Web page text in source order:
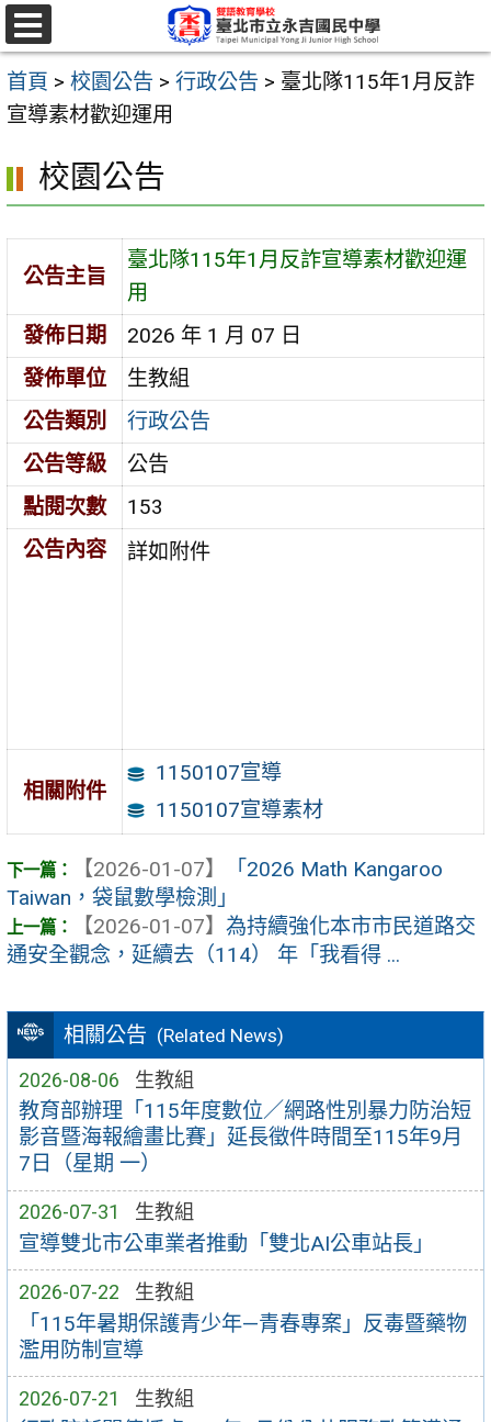
跳
至
主
要
區
選
單
首頁 > 校園公告 > 行政公告 > 臺北隊115年1月反詐
宣導素材歡迎運用
相關公告 (Related News)
2026-08-06 生教組
教育部辦理「115年度數位／網路性別暴力防治短
影音暨海報繪畫比賽」延長徵件時間至115年9月
7日（星期 一）
2026-07-31 生教組
宣導雙北市公車業者推動「雙北AI公車站長」
2026-07-22 生教組
「115年暑期保護青少年—青春專案」反毒暨藥物
濫用防制宣導
2026-07-21 生教組
校園公告
公告主旨
臺北隊115年1月反詐宣導素材歡迎運
用
發佈日期
2026 年 1 月 07 日
發佈單位
生教組
公告類別
行政公告
公告等級
公告
點閱次數
153
公告內容
詳如附件
相關附件
1150107宣導
1150107宣導素材
【2026-01-07】
「2026 Math Kangaroo
Taiwan，袋鼠數學檢測」
【2026-01-07】 為持續強化本市市民道路交
通安全觀念，延續去（114） 年「我看得 ...